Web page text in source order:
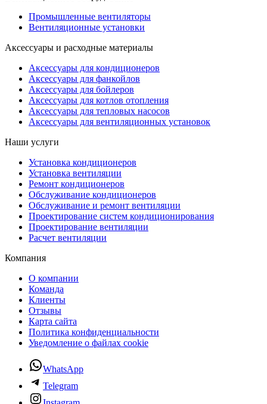
Промышленные вентиляторы
Вентиляционные установки
Аксессуары и расходные материалы
Аксессуары для кондиционеров
Аксессуары для фанкойлов
Аксессуары для бойлеров
Аксессуары для котлов отопления
Аксессуары для тепловых насосов
Аксессуары для вентиляционных установок
Наши услуги
Установка кондиционеров
Установка вентиляции
Ремонт кондиционеров
Обслуживание кондиционеров
Обслуживание и ремонт вентиляции
Проектирование систем кондиционирования
Проектирование вентиляции
Расчет вентиляции
Компания
О компании
Команда
Клиенты
Отзывы
Карта сайта
Политика конфиденциальности
Уведомление о файлах cookie
WhatsApp
Telegram